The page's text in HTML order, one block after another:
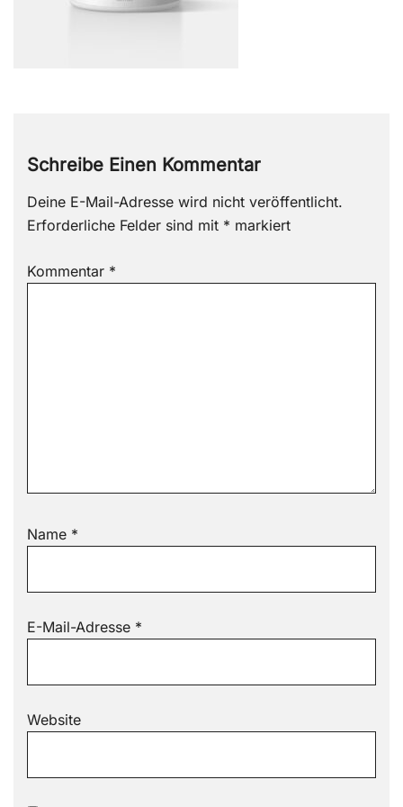
Schreibe Einen Kommentar
Deine E-Mail-Adresse wird nicht veröffentlicht.
Erforderliche Felder sind mit * markiert
Kommentar *
Name *
E-Mail-Adresse *
Website